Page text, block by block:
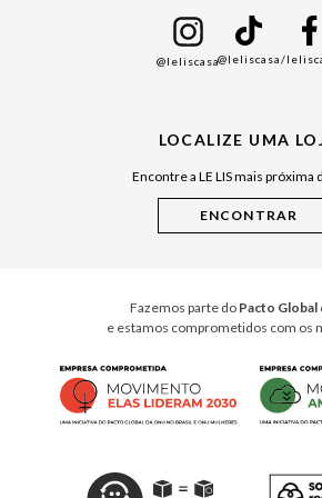
Cuidados Casa
@leliscasa@leliscasa/
LOCALIZE UMA
Encontre a LE LIS mais próxima
Fazemos parte do Pacto Global
e estamos comprometidos com os